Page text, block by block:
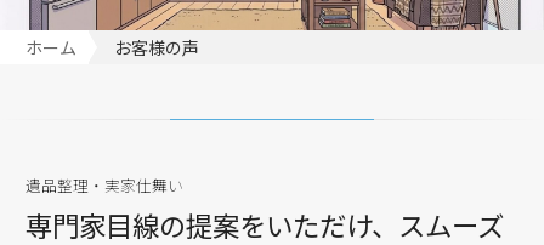
ホーム お客様の声
遺品整理・実家仕舞い
専門家目線の提案をいただけ、スムーズ